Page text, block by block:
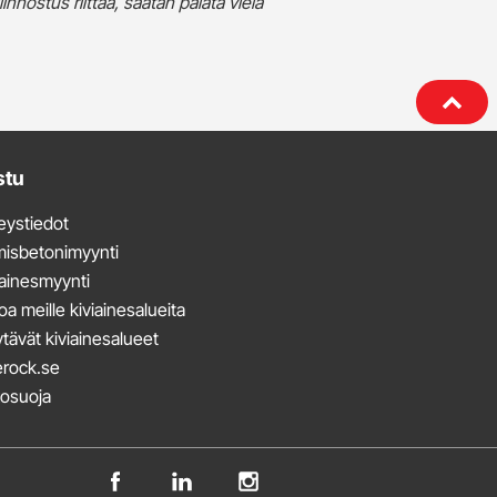
meille kiviainesalueita
kiviainesalueet